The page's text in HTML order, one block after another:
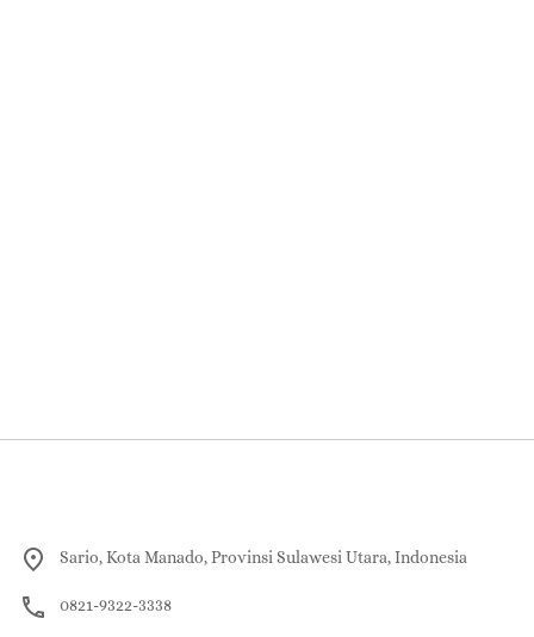
Sario, Kota Manado, Provinsi Sulawesi Utara, Indonesia
0821-9322-3338